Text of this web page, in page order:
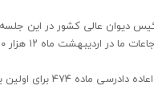
عالی کشور در این جلسه با
بیش از ۳ هزار پرونده بوده است.